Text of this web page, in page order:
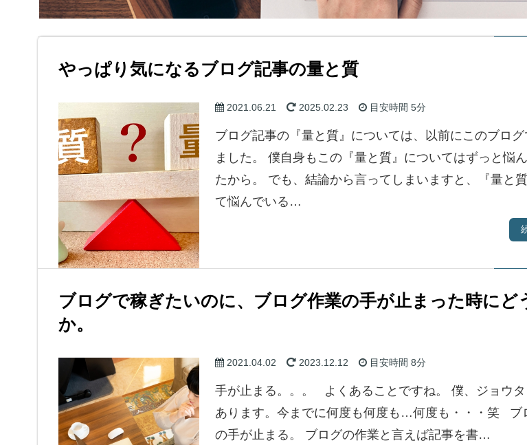
やっぱり気になるブログ記事の量と質
始める前に気になること
2021.06.21 2025.02.23 目安時間 5分
ブログ記事の『量と質』については、以前にこのブログ
ました。 僕自身もこの『量と質』についてはずっと悩
たから。 でも、結論から言ってしまいますと、『量と
て悩んでいる…
ブログで稼ぎたいのに、ブログ作業の手が止まった時にど
か。
2021.04.02 2023.12.12 目安時間 8分
手が止まる。。。 よくあることですね。 僕、ジョウタ
あります。今までに何度も何度も…何度も・・・笑 ブ
の手が止まる。 ブログの作業と言えば記事を書…